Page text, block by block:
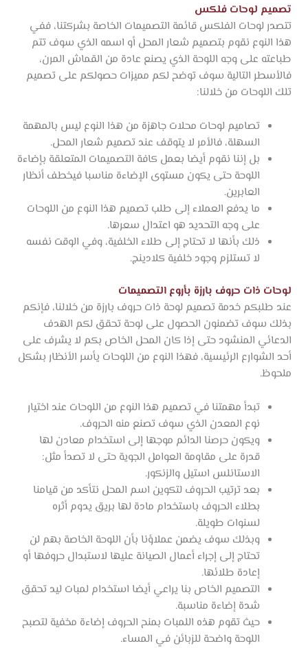
تصميم لوحات فلكس
تتصدر لوحات الفلكس قائمة التصميمات الخاصة بشركتنا، ففي
هذا النوع نقوم بتصميم شعار المحل أو اسمه الذي سوف تتم
طباعته على وجه اللوحة الذي يصنع عادة من القماش المرن،
فالأسطر التالية سوف توضح لكم مميزات حصولكم على تصميم
تلك اللوحات من خلالنا:
تصاميم لوحات محلات جاهزة من هذا النوع ليس بالمهمة
السهلة، فالأمر لا يتوقف عند تصميم شعار المحل.
بل إننا نقوم أيضا بعمل كافة التصميمات المتعلقة بإضاءة
اللوحة حتى يكون مستوى الإضاءة مناسبا فيخطف أنظار
العابرين.
ما يدفع العملاء إلى طلب تصميم هذا النوع من اللوحات
على وجه التحديد هو اعتدال سعرها.
ذلك بأنها لا تحتاج إلى طلاء الخلفية، وفي الوقت نفسه
لا تستلزم وجود خلفية كلادينج.
لوحات ذات حروف بارزة بأروع التصميمات
عند طلبكم خدمة تصميم لوحة ذات حروف بارزة من خلالنا، فإنكم
بذلك سوف تضمنون الحصول على لوحة تحقق لكم الهدف
الدعائي المنشود حتى إذا كان المحل الخاص بكم لا يشرف على
أحد الشوارع الرئيسية، فهذا النوع من اللوحات يأسر الأنظار بشكل
ملحوظ.
تبدأ مهمتنا في تصميم هذا النوع من اللوحات عند اختيار
نوع المعدن الذي سوف تصنع منه الحروف.
ويكون حرصنا الدائم موجها إلى استخدام معادن لها
قدرة على مقاومة العوامل الجوية حتى لا تصدأ مثل:
الاستانلس استيل والزنكور.
بعد ترتيب الحروف لتكوين اسم المحل نتأكد من قيامنا
بطلاء الحروف باستخدام مادة لها بريق يدوم أثره
لسنوات طويلة.
وبذلك سوف يضمن عملاؤنا بأن اللوحة الخاصة بهم لن
تحتاج إلى إجراء أعمال الصيانة عليها لاستبدال حروفها أو
إعادة طلائها.
التصميم الخاص بنا يراعي أيضا استخدام لمبات ليد تحقق
شدة إضاءة مناسبة.
حيث تقوم هذه اللمبات بمنح الحروف إضاءة مخفية لتصبح
اللوحة واضحة للزبائن في المساء.